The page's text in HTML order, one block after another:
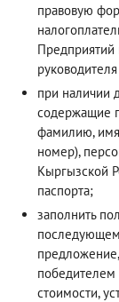
правовую
Предприятий
при наличии
содержащие
фамилию, имя
номер),
Кыргызской
паспорта;
заполнить
победителем
стоимости,